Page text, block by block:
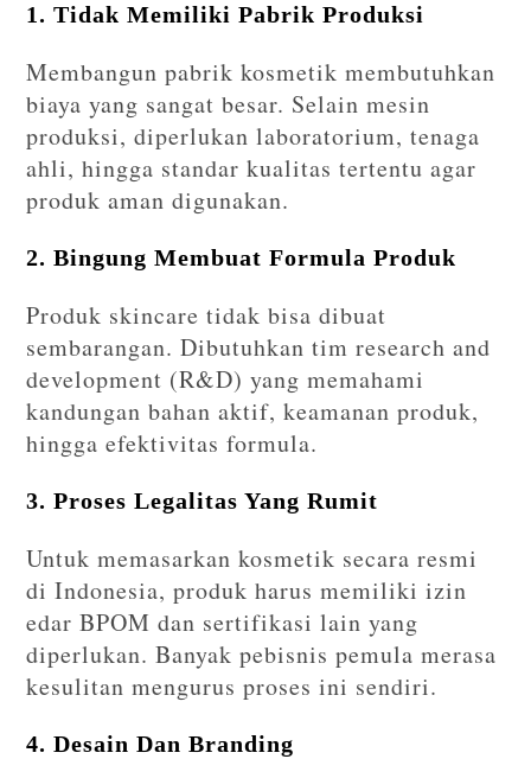
1. Tidak Memiliki Pabrik Produksi
Membangun pabrik kosmetik membutuhkan
biaya yang sangat besar. Selain mesin
produksi, diperlukan laboratorium, tenaga
ahli, hingga standar kualitas tertentu agar
produk aman digunakan.
2. Bingung Membuat Formula Produk
Produk skincare tidak bisa dibuat
sembarangan. Dibutuhkan tim research and
development (R&D) yang memahami
kandungan bahan aktif, keamanan produk,
hingga efektivitas formula.
3. Proses Legalitas Yang Rumit
Untuk memasarkan kosmetik secara resmi
di Indonesia, produk harus memiliki izin
edar BPOM dan sertifikasi lain yang
diperlukan. Banyak pebisnis pemula merasa
kesulitan mengurus proses ini sendiri.
4. Desain Dan Branding